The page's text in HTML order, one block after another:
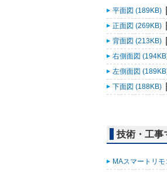
平面図 (189KB)
正面図 (269KB)
背面図 (213KB)
右側面図
左側面図
下面図 (188KB)
技術・工事
MAスマートリ